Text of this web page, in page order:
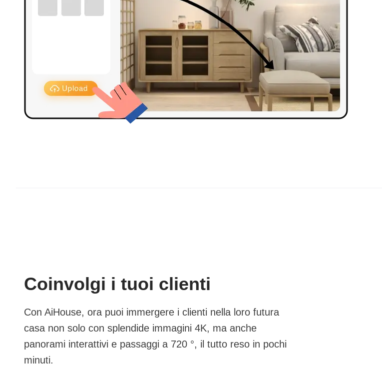
Coinvolgi i tuoi clienti
Con AiHouse, ora puoi immergere i clienti nella loro futura
casa non solo con splendide immagini 4K, ma anche
panorami interattivi e passaggi a 720 °, il tutto reso in pochi
minuti.